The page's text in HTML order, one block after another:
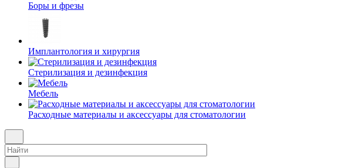
Боры и фрезы
Имплантология и хирургия
Стерилизация и дезинфекция
Мебель
Расходные материалы и аксессуары для стоматологии